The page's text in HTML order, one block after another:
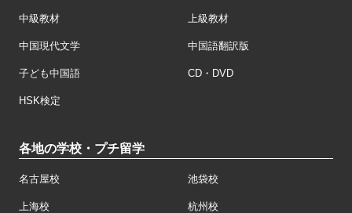
中級教材 上級教材
中国現代文学 中国語翻訳版
子ども中国語 CD・DVD
HSK検定
各地の学校・プチ留学
名古屋校 池袋校
上海校 杭州校